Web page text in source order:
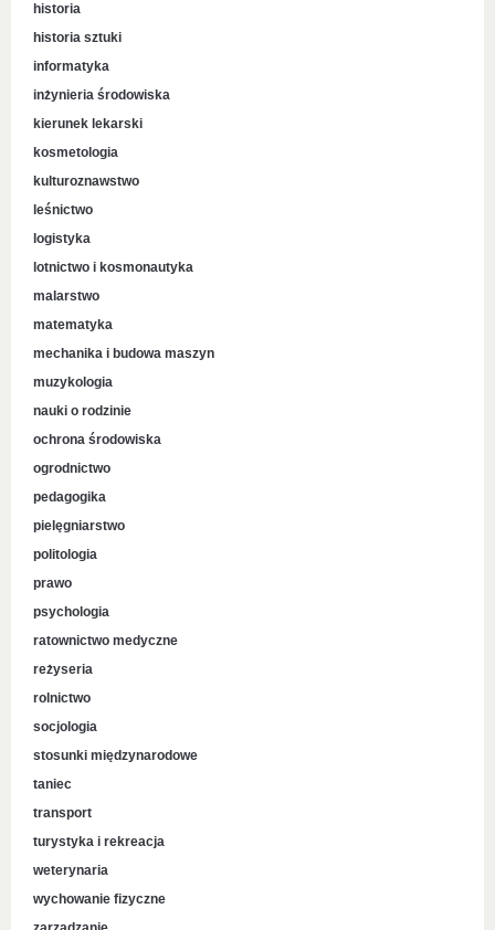
historia
historia sztuki
informatyka
inżynieria środowiska
kierunek lekarski
kosmetologia
kulturoznawstwo
leśnictwo
logistyka
lotnictwo i kosmonautyka
malarstwo
matematyka
mechanika i budowa maszyn
muzykologia
nauki o rodzinie
ochrona środowiska
ogrodnictwo
pedagogika
pielęgniarstwo
politologia
prawo
psychologia
ratownictwo medyczne
reżyseria
rolnictwo
socjologia
stosunki międzynarodowe
taniec
transport
turystyka i rekreacja
weterynaria
wychowanie fizyczne